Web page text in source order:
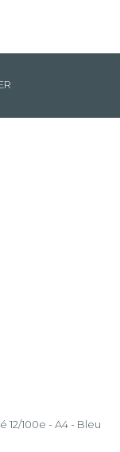
100e - A4 - Bleu